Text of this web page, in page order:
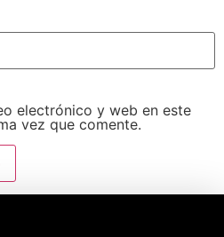
electrónico y web en este
vez que comente.